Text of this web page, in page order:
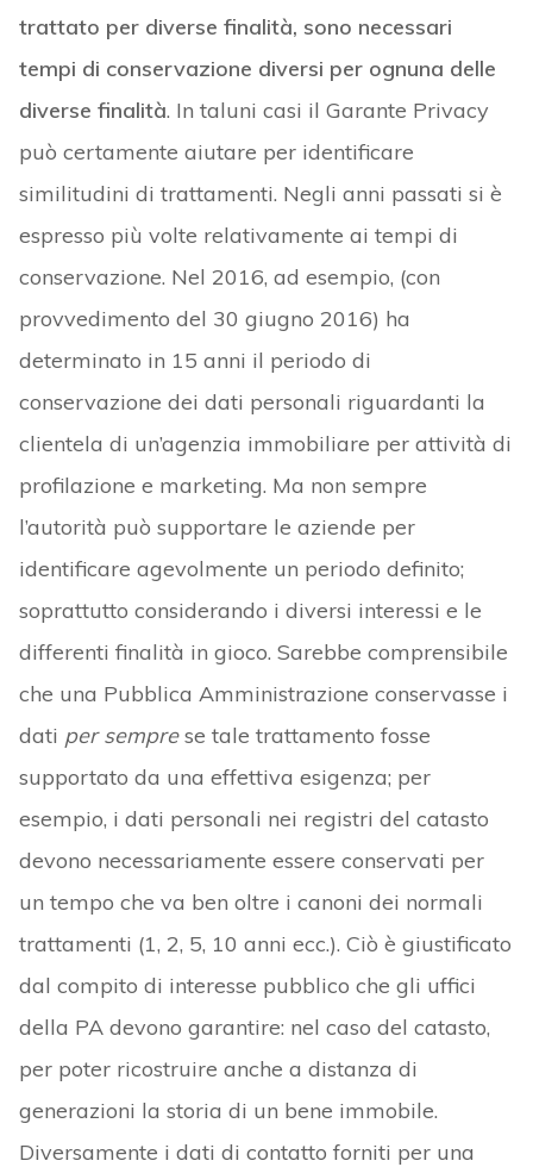
trattato per diverse finalità, sono necessari
tempi di conservazione diversi per ognuna delle
diverse finalità. In taluni casi il Garante Privacy
può certamente aiutare per identificare
similitudini di trattamenti. Negli anni passati si è
espresso più volte relativamente ai tempi di
conservazione. Nel 2016, ad esempio, (con
provvedimento del 30 giugno 2016) ha
determinato in 15 anni il periodo di
conservazione dei dati personali riguardanti la
clientela di un’agenzia immobiliare per attività di
profilazione e marketing. Ma non sempre
l’autorità può supportare le aziende per
identificare agevolmente un periodo definito;
soprattutto considerando i diversi interessi e le
differenti finalità in gioco. Sarebbe comprensibile
che una Pubblica Amministrazione conservasse i
dati per semprese tale trattamento fosse
supportato da una effettiva esigenza; per
esempio, i dati personali nei registri del catasto
devono necessariamente essere conservati per
un tempo che va ben oltre i canoni dei normali
trattamenti (1, 2, 5, 10 anni ecc.). Ciò è giustificato
dal compito di interesse pubblico che gli uffici
della PA devono garantire: nel caso del catasto,
per poter ricostruire anche a distanza di
generazioni la storia di un bene immobile.
Diversamente i dati di contatto forniti per una